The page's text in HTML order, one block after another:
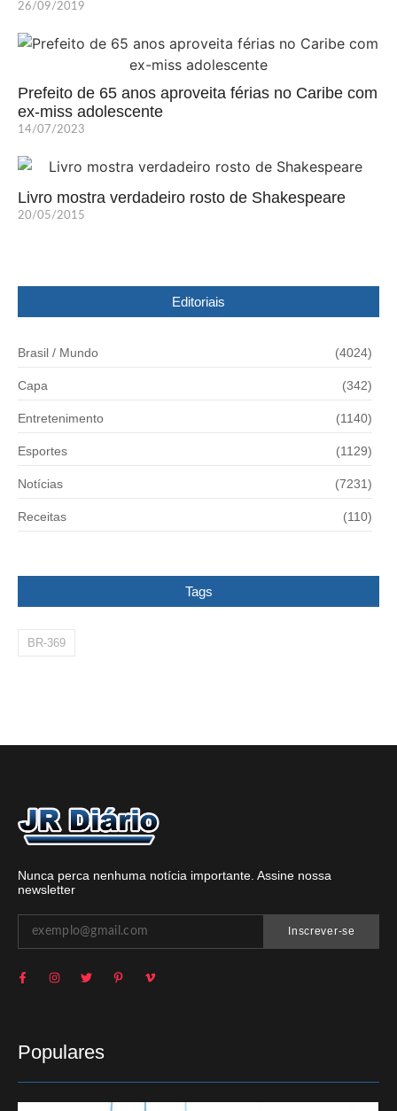
26/09/2019
Prefeito de 65 anos aproveita férias no Caribe com
ex-miss adolescente
14/07/2023
Livro mostra verdadeiro rosto de Shakespeare
20/05/2015
Editoriais
Brasil / Mundo (4024)
Capa (342)
Entretenimento (1140)
Esportes (1129)
Notícias (7231)
Receitas (110)
Tags
BR-369
Nunca perca nenhuma notícia importante. Assine nossa
newsletter
Inscrever-se
Populares